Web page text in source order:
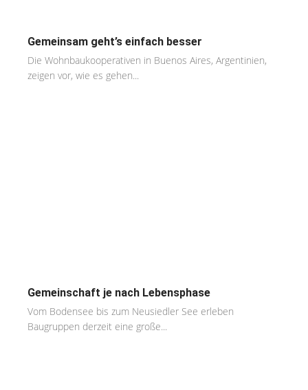
Gemeinsam geht’s einfach besser
Die Wohnbaukooperativen in Buenos Aires, Argentinien,
zeigen vor, wie es gehen...
Gemeinschaft je nach Lebensphase
Vom Bodensee bis zum Neusiedler See erleben
Baugruppen derzeit eine große...